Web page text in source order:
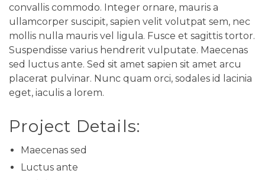
convallis commodo. Integer ornare, mauris a
ullamcorper suscipit, sapien velit volutpat sem, nec
mollis nulla mauris vel ligula. Fusce et sagittis tortor.
Suspendisse varius hendrerit vulputate. Maecenas
sed luctus ante. Sed sit amet sapien sit amet arcu
placerat pulvinar. Nunc quam orci, sodales id lacinia
eget, iaculis a lorem.
Project Details:
Maecenas sed
Luctus ante